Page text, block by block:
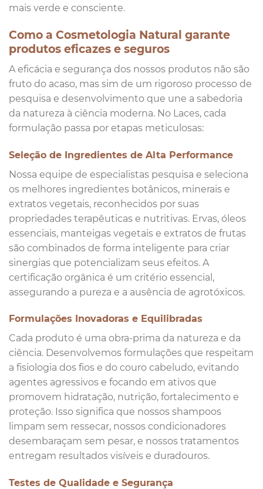
mais verde e consciente.
Como a Cosmetologia Natural garante
produtos eficazes e seguros
A eficácia e segurança dos nossos produtos não são
fruto do acaso, mas sim de um rigoroso processo de
pesquisa e desenvolvimento que une a sabedoria
da natureza à ciência moderna. No Laces, cada
formulação passa por etapas meticulosas:
Seleção de Ingredientes de Alta Performance
Nossa equipe de especialistas pesquisa e seleciona
os melhores ingredientes botânicos, minerais e
extratos vegetais, reconhecidos por suas
propriedades terapêuticas e nutritivas. Ervas, óleos
essenciais, manteigas vegetais e extratos de frutas
são combinados de forma inteligente para criar
sinergias que potencializam seus efeitos. A
certificação orgânica é um critério essencial,
assegurando a pureza e a ausência de agrotóxicos.
Formulações Inovadoras e Equilibradas
Cada produto é uma obra-prima da natureza e da
ciência. Desenvolvemos formulações que respeitam
a fisiologia dos fios e do couro cabeludo, evitando
agentes agressivos e focando em ativos que
promovem hidratação, nutrição, fortalecimento e
proteção. Isso significa que nossos shampoos
limpam sem ressecar, nossos condicionadores
desembaraçam sem pesar, e nossos tratamentos
entregam resultados visíveis e duradouros.
Testes de Qualidade e Segurança